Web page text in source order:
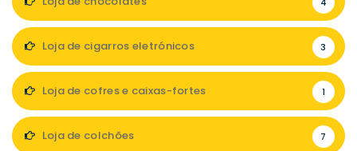
Loja de cigarros eletrónicos 3
Loja de cofres e caixas-fortes 1
Loja de colchões 7